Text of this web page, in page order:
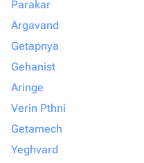
Parakar
Argavand
Getapnya
Gehanist
Aringe
Verin Pthni
Getamech
Yeghvard